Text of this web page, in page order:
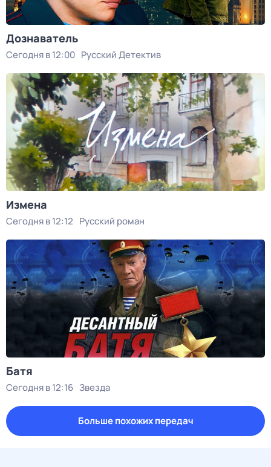
Дознаватель
Сегодня в 12:00 Русский Детектив
Измена
Сегодня в 12:12 Русский роман
Батя
Сегодня в 12:16 Звезда
Больше похожих передач